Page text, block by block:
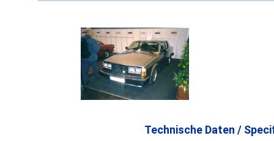
Technische Daten /